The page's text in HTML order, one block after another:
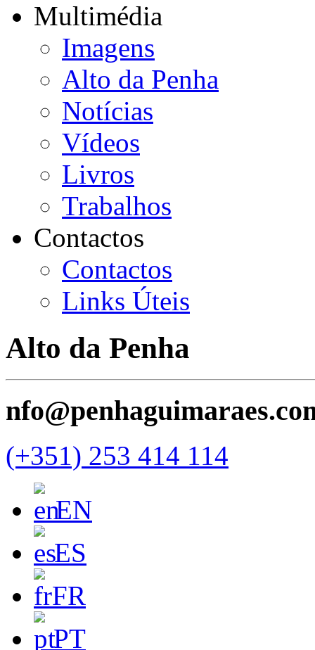
Multimédia
Imagens
Alto da Penha
Notícias
Vídeos
Livros
Trabalhos
Contactos
Contactos
Links Úteis
Alto da Penha
(+351) 253 414 114
EN
ES
FR
PT